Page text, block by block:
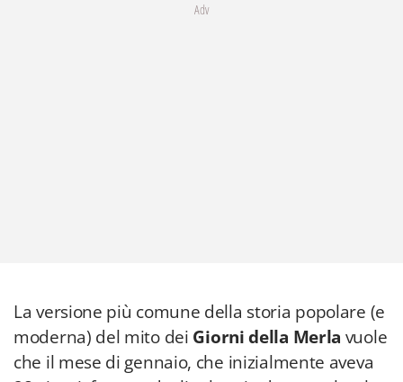
Adv
La versione più comune della storia popolare (e
moderna) del mito dei Giorni della Merla vuole
che il mese di gennaio, che inizialmente aveva